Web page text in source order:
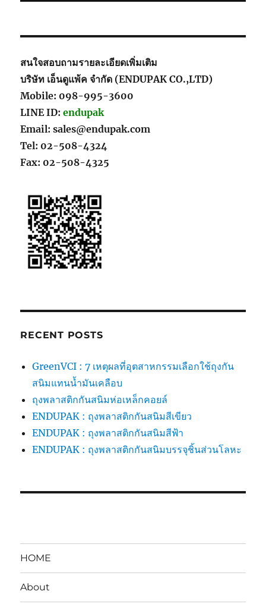
สนใจสอบถามรายละเอียดเพิ่มเติม
บริษัท เอ็นดูแพ้ค จำกัด (ENDUPAK CO.,LTD)
Mobile: 098-995-3600
LINE ID:endupak
Email: sales@endupak.com
Tel: 02-508-4324
Fax: 02-508-4325
RECENT POSTS
GreenVCI : 7 เหตุผลที่อุตสาหกรรมเลือกใช้ถุงกัน
สนิมแทนน้ำมันเคลือบ
ถุงพลาสติกกันสนิมห่อเหล็กคอยล์
ENDUPAK : ถุงพลาสติกกันสนิมสีเขียว
ENDUPAK : ถุงพลาสติกกันสนิมสีฟ้า
ENDUPAK : ถุงพลาสติกกันสนิมบรรจุชิ้นส่วนโลหะ
HOME
About